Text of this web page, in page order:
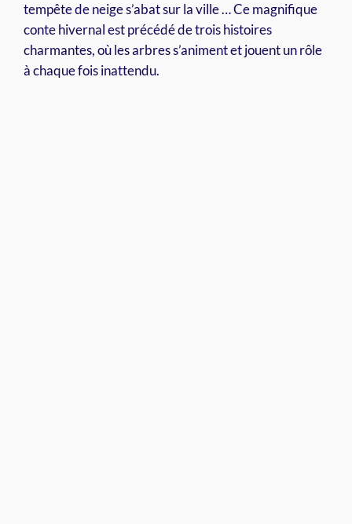
tempête de neige s’abat sur la ville … Ce magnifique
conte hivernal est précédé de trois histoires
charmantes, où les arbres s’animent et jouent un rôle
à chaque fois inattendu.